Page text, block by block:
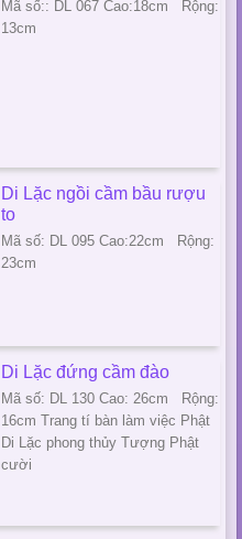
Mã số:: DL 067 Cao:18cm Rộng:
13cm
Di Lặc ngồi cầm bầu rượu
to
Mã số: DL 095 Cao:22cm Rộng:
23cm
Di Lặc đứng cầm đào
Mã số: DL 130 Cao: 26cm Rộng:
16cm Trang tí bàn làm việc Phật
Di Lặc phong thủy Tượng Phật
cười